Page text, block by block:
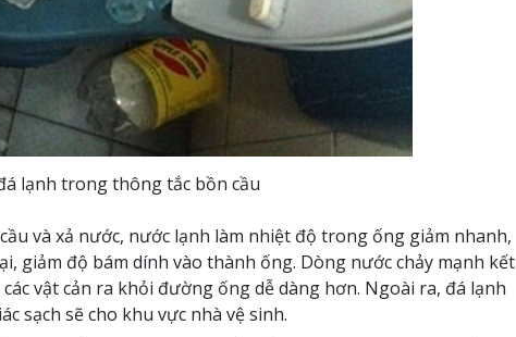
lạnh trong thông tắc bồn cầu
và xả nước, nước lạnh làm nhiệt độ trong ống giảm nhanh,
giảm độ bám dính vào thành ống. Dòng nước chảy mạnh kết
vật cản ra khỏi đường ống dễ dàng hơn. Ngoài ra, đá lạnh
sạch sẽ cho khu vực nhà vệ sinh.